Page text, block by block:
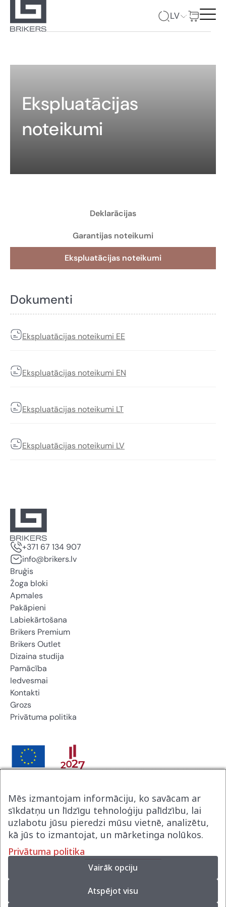
LV
Ekspluatācijas
noteikumi
Deklarācijas
Garantijas noteikumi
Ekspluatācijas noteikumi
Dokumenti
Ekspluatācijas noteikumi EE
Ekspluatācijas noteikumi EN
Ekspluatācijas noteikumi LT
Ekspluatācijas noteikumi LV
+371 67 134 907
info@brikers.lv
Bruģis
Žoga bloki
Apmales
Pakāpieni
Labiekārtošana
Brikers Premium
Brikers Outlet
Dizaina studija
Pamācība
Iedvesmai
Kontakti
Grozs
Privātuma politika
Brikers Latvija SIA noslēdza līgumu ar Latvijas
Investīcijas un attīstības aģentūru par atbalsta procesu
digitalizācijai komercdarbībā. Līguma nr 9.2-17-N-
2025/2915. Tā rezultātā tika izveidot jauna uzņēmuma
mājas lapa www.brikerspremium.lv . Projekts tika
realizēts Eiropas atveseļošanās fonda ietvaros.
Mēs izmantojam informāciju, ko savācam ar
sīkdatņu un līdzīgu tehnoloģiju palīdzību, lai
uzlabotu jūsu pieredzi mūsu vietnē, analizētu,
kā jūs to izmantojat, un mārketinga nolūkos.
Privātuma politika
Vairāk opciju
Atspējot visu